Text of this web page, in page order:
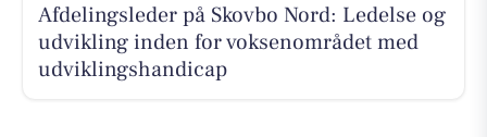
Afdelingsleder på Skovbo Nord: Ledelse og
udvikling inden for voksenområdet med
udviklingshandicap